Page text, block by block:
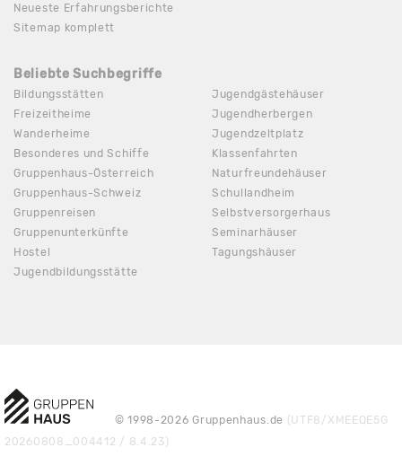
Neueste Erfahrungsberichte
Sitemap komplett
Beliebte Suchbegriffe
Bildungsstätten
Freizeitheime
Wanderheime
Besonderes und Schiffe
Gruppenhaus-Österreich
Gruppenhaus-Schweiz
Gruppenreisen
Gruppenunterkünfte
Hostel
Jugendbildungsstätte
Jugendgästehäuser
Jugendherbergen
Jugendzeltplatz
Klassenfahrten
Naturfreundehäuser
Schullandheim
Selbstversorgerhaus
Seminarhäuser
Tagungshäuser
© 1998-2026 Gruppenhaus.de (UTF8/XMEEQE5G
20260808_004412 / 8.4.23)